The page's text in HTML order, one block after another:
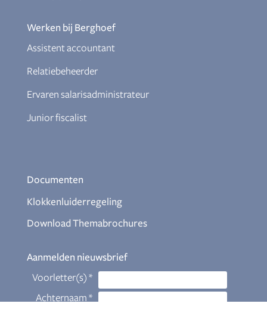
Werken bij Berghoef
Assistent accountant
Relatiebeheerder
Ervaren salarisadministrateur
Junior fiscalist
Documenten
Klokkenluiderregeling
Download Themabrochures
Aanmelden nieuwsbrief